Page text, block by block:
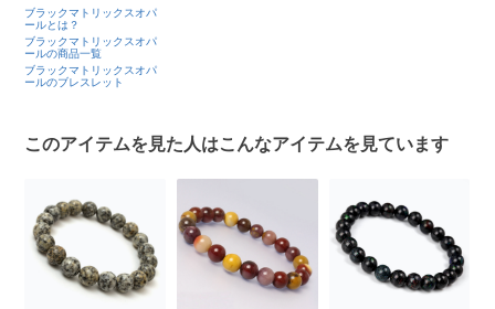
ブラックマトリックスオパ
ールとは？
ブラックマトリックスオパ
ールの商品一覧
ブラックマトリックスオパ
ールのブレスレット
このアイテムを見た人はこんなアイテムを見ています